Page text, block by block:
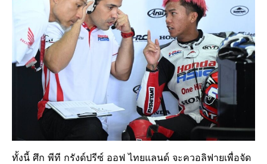
ทั้งนี้ ศึก พีที กรังด์ปรีซ์ ออฟ ไทยแลนด์ จะควอลิฟายเพื่อจัด